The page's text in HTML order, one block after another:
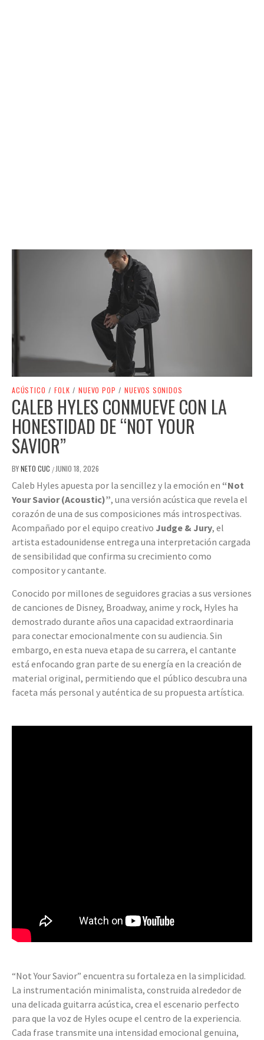
ACÚSTICO / FOLK / NUEVO POP / NUEVOS SONIDOS
CALEB HYLES CONMUEVE CON LA
HONESTIDAD DE “NOT YOUR
SAVIOR”
BYNETO CUC / JUNIO 18, 2026
Caleb Hyles apuesta por la sencillez y la emoción en “Not
Your Savior (Acoustic)”, una versión acústica que revela el
corazón de una de sus composiciones más introspectivas.
Acompañado por el equipo creativo Judge & Jury, el
artista estadounidense entrega una interpretación cargada
de sensibilidad que confirma su crecimiento como
compositor y cantante.
Conocido por millones de seguidores gracias a sus versiones
de canciones de Disney, Broadway, anime y rock, Hyles ha
demostrado durante años una capacidad extraordinaria
para conectar emocionalmente con su audiencia. Sin
embargo, en esta nueva etapa de su carrera, el cantante
está enfocando gran parte de su energía en la creación de
material original, permitiendo que el público descubra una
faceta más personal y auténtica de su propuesta artística.
“Not Your Savior” encuentra su fortaleza en la simplicidad.
La instrumentación minimalista, construida alrededor de
una delicada guitarra acústica, crea el escenario perfecto
para que la voz de Hyles ocupe el centro de la experiencia.
Cada frase transmite una intensidad emocional genuina,